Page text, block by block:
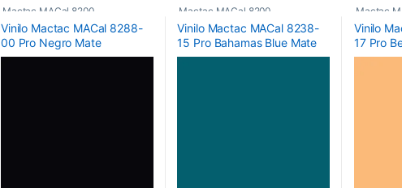
Mactac MACal 8200
Vinilo Mactac MACal 8288-
00 Pro Negro Mate
Mactac MACal 8200
Vinilo Mactac MACal 8238-
15 Pro Bahamas Blue Mate
Mactac
Vinilo
17 Pro